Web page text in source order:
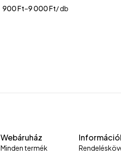
900Ft–9 000Ft/ db
Webáruház
Minden termék